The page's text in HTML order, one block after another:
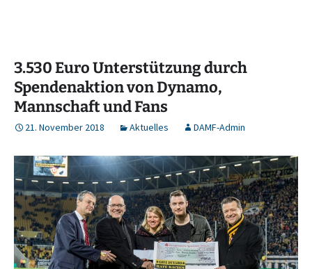
3.530 Euro Unterstützung durch
Spendenaktion von Dynamo,
Mannschaft und Fans
21. November 2018 Aktuelles DAMF-Admin